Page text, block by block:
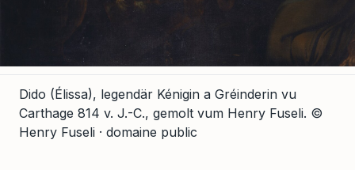
Dido (Élissa), legendär Kénigin a Gréinderin vu
Carthage 814 v. J.-C., gemolt vum Henry Fuseli. ©
Henry Fuseli · domaine public